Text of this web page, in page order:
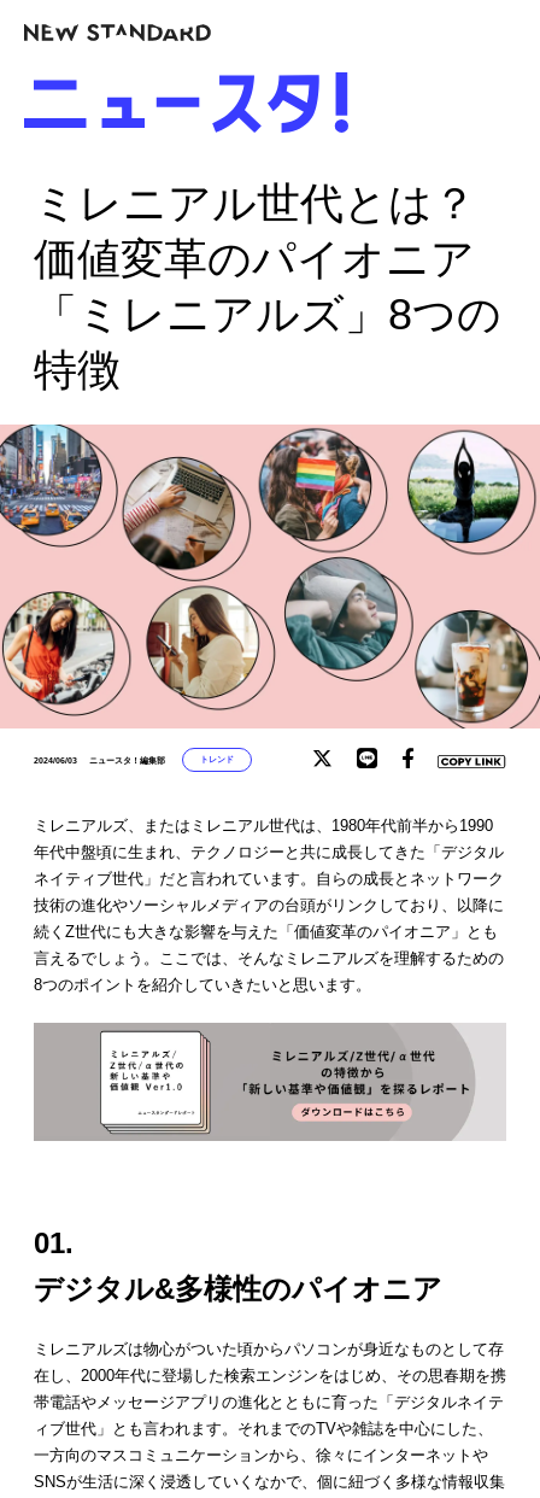
ミレニアル世代とは？
価値変革のパイオニア
「ミレニアルズ」8つの
特徴
2024/06/03 ニュースタ！編集部 トレンド
ミレニアルズ、またはミレニアル世代は、1980年代前半から1990
年代中盤頃に生まれ、テクノロジーと共に成長してきた「デジタル
ネイティブ世代」だと言われています。自らの成長とネットワーク
技術の進化やソーシャルメディアの台頭がリンクしており、以降に
続くZ世代にも大きな影響を与えた「価値変革のパイオニア」とも
言えるでしょう。ここでは、そんなミレニアルズを理解するための
8つのポイントを紹介していきたいと思います。
01.
デジタル&多様性のパイオニア
ミレニアルズは物心がついた頃からパソコンが身近なものとして存
在し、2000年代に登場した検索エンジンをはじめ、その思春期を携
帯電話やメッセージアプリの進化とともに育った「デジタルネイテ
ィブ世代」とも言われます。それまでのTVや雑誌を中心にした、
一方向のマスコミュニケーションから、徐々にインターネットや
SNSが生活に深く浸透していくなかで、個に紐づく多様な情報収集